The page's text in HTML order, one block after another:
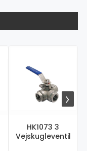
HK1073 3
Vejskugleventil